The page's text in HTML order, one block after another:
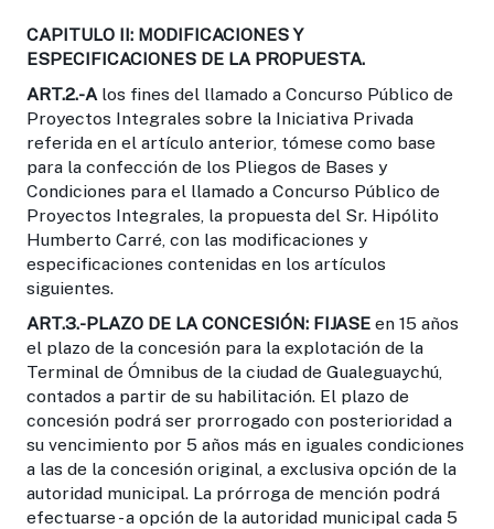
CAPITULO II: MODIFICACIONES Y
ESPECIFICACIONES DE LA PROPUESTA.
ART.2.-A los fines del llamado a Concurso Público de
Proyectos Integrales sobre la Iniciativa Privada
referida en el artículo anterior, tómese como base
para la confección de los Pliegos de Bases y
Condiciones para el llamado a Concurso Público de
Proyectos Integrales, la propuesta del Sr. Hipólito
Humberto Carré, con las modificaciones y
especificaciones contenidas en los artículos
siguientes.
ART.3.-PLAZO DE LA CONCESIÓN: FIJASE en 15 años
el plazo de la concesión para la explotación de la
Terminal de Ómnibus de la ciudad de Gualeguaychú,
contados a partir de su habilitación. El plazo de
concesión podrá ser prorrogado con posterioridad a
su vencimiento por 5 años más en iguales condiciones
a las de la concesión original, a exclusiva opción de la
autoridad municipal. La prórroga de mención podrá
efectuarse - a opción de la autoridad municipal cada 5